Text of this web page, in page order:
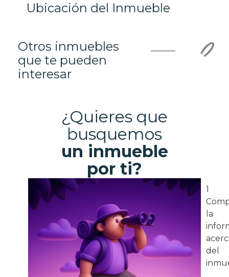
Ubicación del Inmueble
Otros inmuebles
que te pueden
interesar
¿Quieres que
busquemos
un inmueble
por ti?
1
la
del